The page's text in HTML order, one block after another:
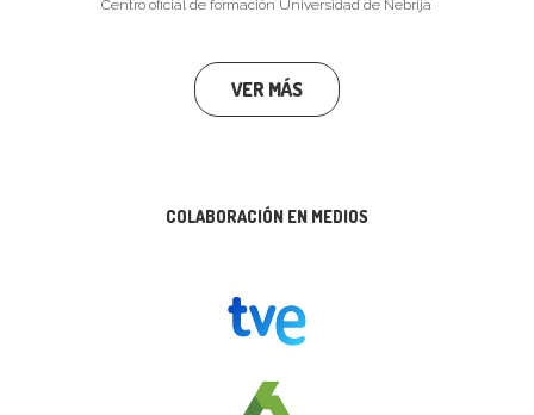
Centro oficial de formación Universidad de Nebrija
VER MÁS
COLABORACIÓN EN MEDIOS